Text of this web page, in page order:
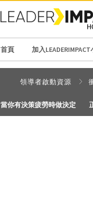
首頁 加入
領導者啟動資源
當你有決策疲勞時做決定